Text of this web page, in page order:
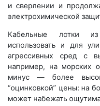
и сверлении и
электрохимической
Кабельные лотки
использовать и для
агрессивных сред с
например, на морских
минус — более
“оцинковкой” цены: на
может набежать